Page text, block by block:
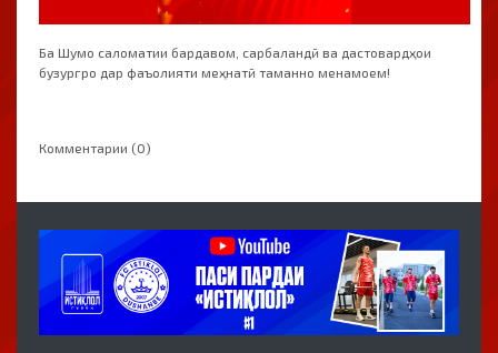
Ба Шумо саломатии бардавом, сарбаландӣ ва дастовардҳои
бузургро дар фаъолияти меҳнатӣ таманно менамоем!
Комментарии (0)